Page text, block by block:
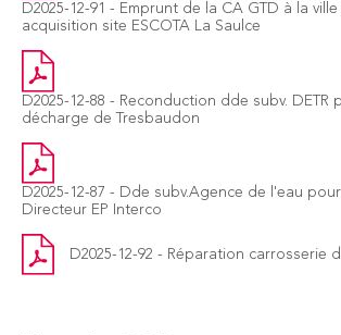
D2025-12-91 - Emprunt de la CA GTD à la
acquisition site ESCOTA La Saulce
D2025-12-88 - Reconduction dde subv. DETR
décharge de Tresbaudon
D2025-12-87 - Dde subv.Agence de l'eau
Directeur EP Interco
D2025-12-92 - Réparation carrosserie